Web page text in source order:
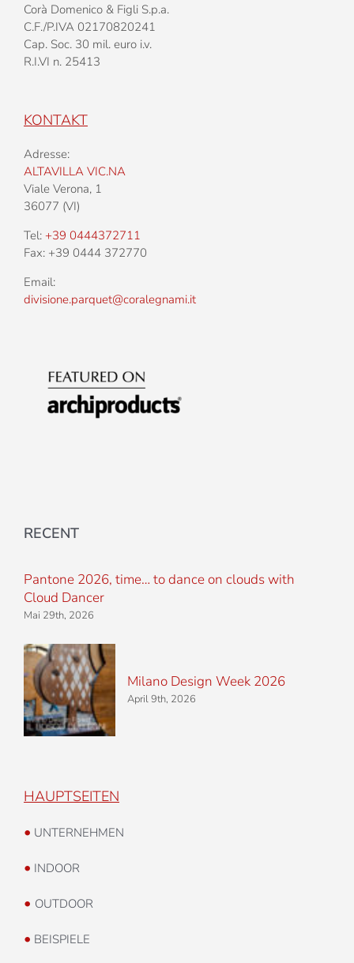
Corà Domenico & Figli S.p.a.
C.F./P.IVA 02170820241
Cap. Soc. 30 mil. euro i.v.
R.I.VI n. 25413
KONTAKT
Adresse:
ALTAVILLA VIC.NA
Viale Verona, 1
36077 (VI)
Tel: +39 0444372711
Fax: +39 0444 372770
Email:
divisione.parquet@coralegnami.it
RECENT
Pantone 2026, time… to dance on clouds with
Cloud Dancer
Mai 29th, 2026
Milano Design Week 2026
April 9th, 2026
HAUPTSEITEN
• UNTERNEHMEN
• INDOOR
• OUTDOOR
• BEISPIELE